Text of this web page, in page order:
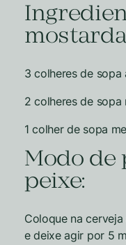
3 colheres de sopa
2 colheres de sopa
1 colher de sopa
Modo de
peixe:
Coloque na
e deixe agir por 5